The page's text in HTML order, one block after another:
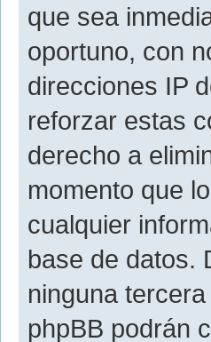
que sea
oportuno, con
direcciones IP
reforzar estas
derecho a
momento que
cualquier
base de datos.
ninguna
phpBB podrán